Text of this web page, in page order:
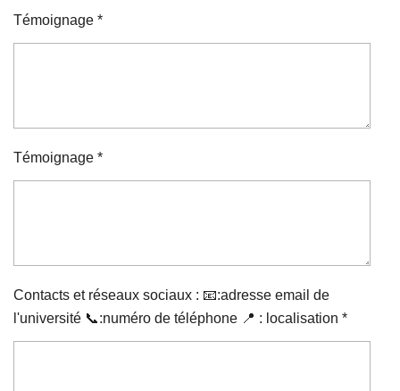
Témoignage *
Témoignage *
Contacts et réseaux sociaux : 📧:adresse email de
l'université 📞:numéro de téléphone 📍 : localisation *